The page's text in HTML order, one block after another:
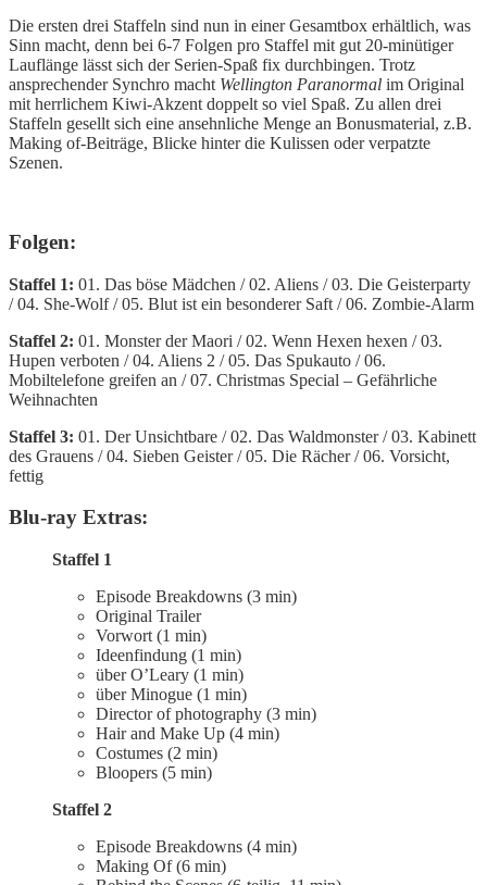
Die ersten drei Staffeln sind nun in einer Gesamtbox erhältlich, was
Sinn macht, denn bei 6-7 Folgen pro Staffel mit gut 20-minütiger
Lauflänge lässt sich der Serien-Spaß fix durchbingen. Trotz
ansprechender Synchro macht Wellington Paranormal im Original
mit herrlichem Kiwi-Akzent doppelt so viel Spaß. Zu allen drei
Staffeln gesellt sich eine ansehnliche Menge an Bonusmaterial, z.B.
Making of-Beiträge, Blicke hinter die Kulissen oder verpatzte
Szenen.
Folgen:
Staffel 1: 01. Das böse Mädchen / 02. Aliens / 03. Die Geisterparty
/ 04. She-Wolf / 05. Blut ist ein besonderer Saft / 06. Zombie-Alarm
Staffel 2: 01. Monster der Maori / 02. Wenn Hexen hexen / 03.
Hupen verboten / 04. Aliens 2 / 05. Das Spukauto / 06.
Mobiltelefone greifen an / 07. Christmas Special – Gefährliche
Weihnachten
Staffel 3: 01. Der Unsichtbare / 02. Das Waldmonster / 03. Kabinett
des Grauens / 04. Sieben Geister / 05. Die Rächer / 06. Vorsicht,
fettig
Blu-ray Extras:
Staffel 1
Episode Breakdowns (3 min)
Original Trailer
Vorwort (1 min)
Ideenfindung (1 min)
über O’Leary (1 min)
über Minogue (1 min)
Director of photography (3 min)
Hair and Make Up (4 min)
Costumes (2 min)
Bloopers (5 min)
Staffel 2
Episode Breakdowns (4 min)
Making Of (6 min)